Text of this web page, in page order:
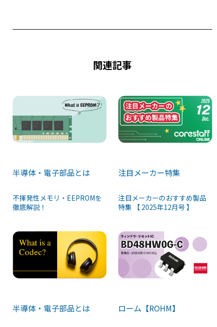
o s
関連記事
半導体・電子部品とは
不揮発性メモリ・EEPROMを
徹底解説！
注目メーカー特集
注目メーカーのおすすめ製品
特集 【 2025年12月号 】
半導体・電子部品とは ローム【ROHM】